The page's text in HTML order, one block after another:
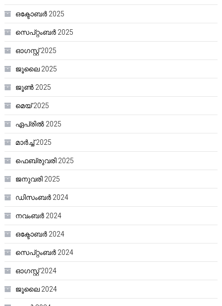
ഒക്ടോബർ 2025
സെപ്റ്റംബർ 2025
ഓഗസ്റ്റ്‌ 2025
ജൂലൈ 2025
ജൂൺ 2025
മെയ്‌ 2025
ഏപ്രിൽ 2025
മാർച്ച്‌ 2025
ഫെബ്രുവരി 2025
ജനുവരി 2025
ഡിസംബർ 2024
നവംബർ 2024
ഒക്ടോബർ 2024
സെപ്റ്റംബർ 2024
ഓഗസ്റ്റ്‌ 2024
ജൂലൈ 2024